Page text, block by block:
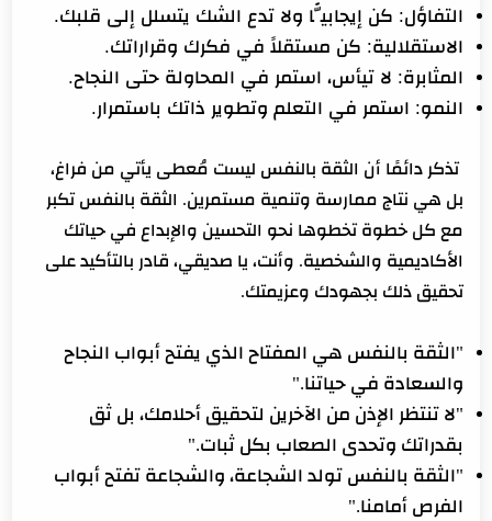
التفاؤل: كن إيجابيًّا ولا تدع الشك يتسلل إلى قلبك.
الاستقلالية: كن مستقلاً في فكرك وقراراتك.
المثابرة: لا تيأس، استمر في المحاولة حتى النجاح.
النمو: استمر في التعلم وتطوير ذاتك باستمرار.
تذكر دائمًا أن الثقة بالنفس ليست مُعطى يأتي من فراغ،
بل هي نتاج ممارسة وتنمية مستمرين. الثقة بالنفس تكبر
مع كل خطوة تخطوها نحو التحسين والإبداع في حياتك
الأكاديمية والشخصية. وأنت، يا صديقي، قادر بالتأكيد على
تحقيق ذلك بجهودك وعزيمتك.
"الثقة بالنفس هي المفتاح الذي يفتح أبواب النجاح
والسعادة في حياتنا."
"لا تنتظر الإذن من الآخرين لتحقيق أحلامك، بل ثق
بقدراتك وتحدى الصعاب بكل ثبات."
"الثقة بالنفس تولد الشجاعة، والشجاعة تفتح أبواب
الفرص أمامنا."